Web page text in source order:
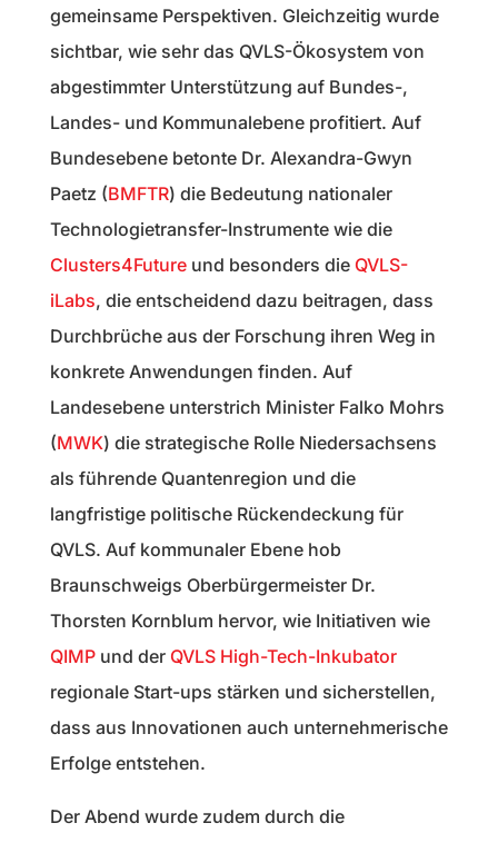
gemeinsame Perspektiven. Gleichzeitig wurde
sichtbar, wie sehr das QVLS-Ökosystem von
abgestimmter Unterstützung auf Bundes-,
Landes- und Kommunalebene profitiert. Auf
Bundesebene betonte Dr. Alexandra-Gwyn
Paetz (BMFTR) die Bedeutung nationaler
Technologietransfer-Instrumente wie die
Clusters4Future und besonders dieQVLS-
iLabs, die entscheidend dazu beitragen, dass
Durchbrüche aus der Forschung ihren Weg in
konkrete Anwendungen finden. Auf
Landesebene unterstrich Minister Falko Mohrs
(MWK) die strategische Rolle Niedersachsens
als führende Quantenregion und die
langfristige politische Rückendeckung für
QVLS. Auf kommunaler Ebene hob
Braunschweigs Oberbürgermeister Dr.
Thorsten Kornblum hervor, wie Initiativen wie
QIMPund der QVLS High-Tech-Inkubator
regionale Start-ups stärken und sicherstellen,
dass aus Innovationen auch unternehmerische
Erfolge entstehen.
Der Abend wurde zudem durch die